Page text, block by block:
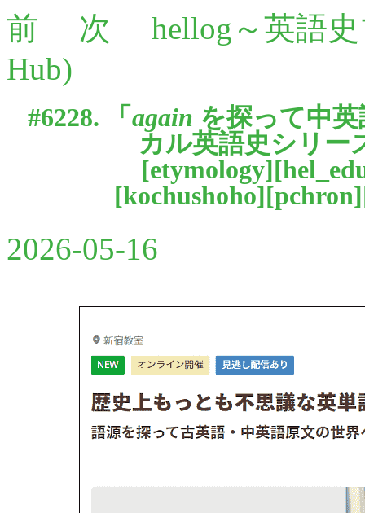
前 次
hellog～英語
Hub)
#6228. 「 again を探って中
カル英語史シリー
[etymology][
[kochushoho][pchron
2026-05-16